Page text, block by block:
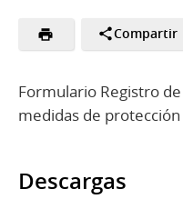
Compartir
Formulario Registro
medidas de
Descargas